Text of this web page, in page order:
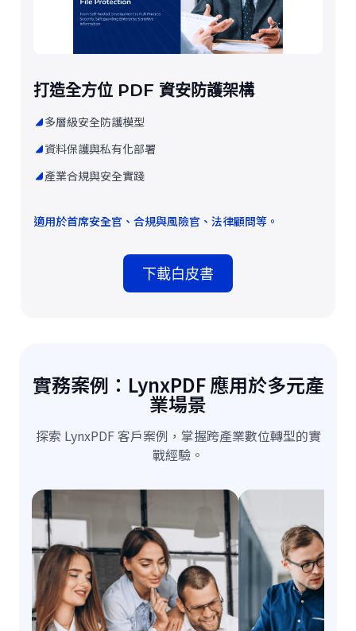
打造全方位 PDF 資安防護架構
多層級安全防護模型
資料保護與私有化部署
產業合規與安全實踐
適用於首席安全官、合規與風險官、法律顧問等。
下載白皮書
實務案例：LynxPDF 應用於多元產
業場景
探索 LynxPDF 客戶案例，掌握跨產業數位轉型的實
戰經驗。